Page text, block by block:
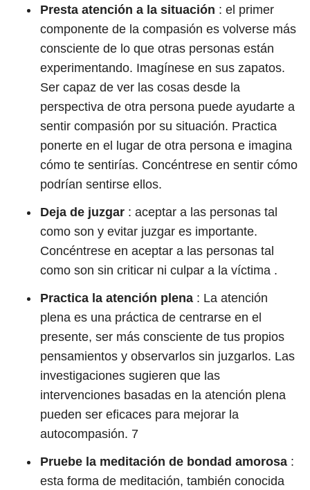
Presta atención a la situación : el primer
componente de la compasión es volverse más
consciente de lo que otras personas están
experimentando. Imagínese en sus zapatos.
Ser capaz de ver las cosas desde la
perspectiva de otra persona puede ayudarte a
sentir compasión por su situación. Practica
ponerte en el lugar de otra persona e imagina
cómo te sentirías. Concéntrese en sentir cómo
podrían sentirse ellos.
Deja de juzgar : aceptar a las personas tal
como son y evitar juzgar es importante.
Concéntrese en aceptar a las personas tal
como son sin criticar ni culpar a la víctima .
Practica la atención plena : La atención
plena es una práctica de centrarse en el
presente, ser más consciente de tus propios
pensamientos y observarlos sin juzgarlos. Las
investigaciones sugieren que las
intervenciones basadas en la atención plena
pueden ser eficaces para mejorar la
autocompasión. 7
Pruebe la meditación de bondad amorosa :
esta forma de meditación, también conocida